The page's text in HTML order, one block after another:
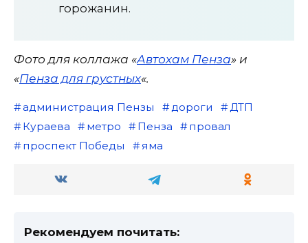
горожанин.
Фото для коллажа «Автохам Пенза» и
«Пенза для грустных«.
администрация Пензы дороги
ДТП
Кураева
метро Пенза
провал
проспект Победы
яма
Рекомендуем почитать: